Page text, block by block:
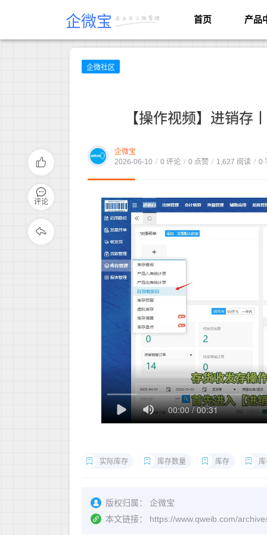
企微宝 首页 产品
企微社区
【操作视频】进销存
企微宝
2026-06-10 / 0 评论 / 0 点赞 / 1,627 阅读 / 0
实际库存 库存数量 库存
版权归属：
企微宝
本文链接：
https://www.qweib.com/
评论